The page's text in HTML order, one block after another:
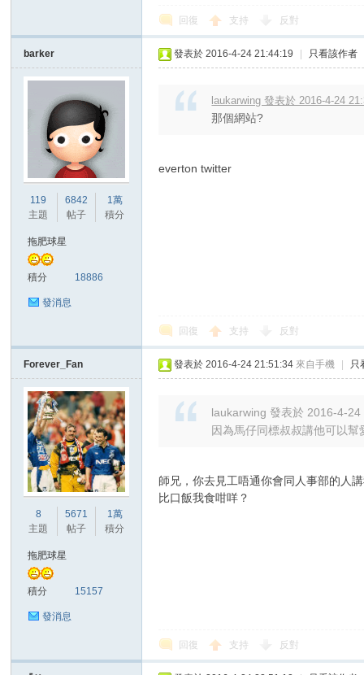
回復 支持 反對
barker
119
主題
6842
帖子
1萬
積分
拖肥球星
積分 18886
發消息
發表於 2016-4-24 21:44:19 只看該作者
laukarwing 發表於 2016-4-24
那個網站?
everton twitter
回復 支持 反對
Forever_Fan
8
主題
5671
帖子
1萬
積分
拖肥球星
積分 15157
發消息
發表於 2016-4-24 21:51:34 來自手機 只
laukarwing 發表於 2016-4-24
因為馬仔同標叔叔講他可以幫
師兄，你去見工唔通你會同人事部的人
比口飯我食咁咩？
回復 支持 反對